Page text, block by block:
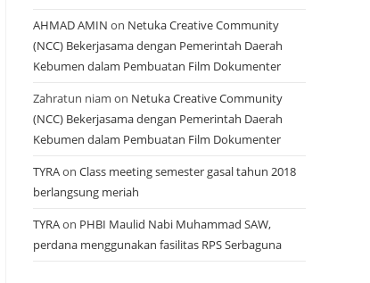
AHMAD AMIN on Netuka Creative Community
(NCC) Bekerjasama dengan Pemerintah Daerah
Kebumen dalam Pembuatan Film Dokumenter
Zahratun niam on Netuka Creative Community
(NCC) Bekerjasama dengan Pemerintah Daerah
Kebumen dalam Pembuatan Film Dokumenter
TYRAon Class meeting semester gasal tahun 2018
berlangsung meriah
TYRAon PHBI Maulid Nabi Muhammad SAW,
perdana menggunakan fasilitas RPS Serbaguna